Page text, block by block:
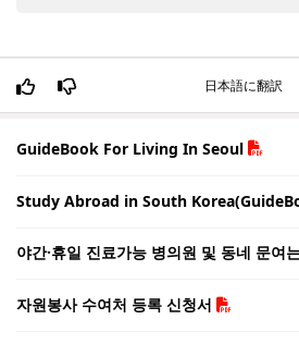
日本語に翻訳
GuideBook For Living In Seoul
Study Abroad in South
야간·휴일 진료가능 병의원 및 동네 문여
자원봉사 수여처 등록 신청서